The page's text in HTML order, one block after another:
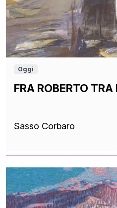
Oggi
FRA ROBERTO TRA
Sasso Corbaro